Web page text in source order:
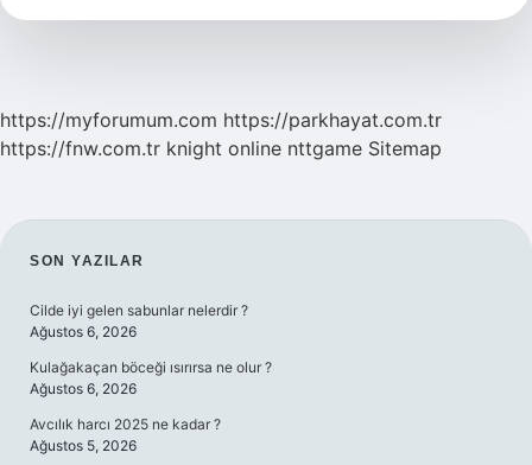
https://myforumum.com https://parkhayat.com.tr
https://fnw.com.tr knight online nttgame Sitemap
SIDEBAR
SON YAZILAR
Cilde iyi gelen sabunlar nelerdir ?
Ağustos 6, 2026
Kulağakaçan böceği ısırırsa ne olur ?
Ağustos 6, 2026
Avcılık harcı 2025 ne kadar ?
Ağustos 5, 2026